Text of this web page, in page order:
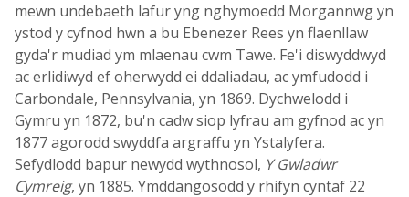
mewn undebaeth lafur yng nghymoedd Morgannwg yn
ystod y cyfnod hwn a bu Ebenezer Rees yn flaenllaw
gyda'r mudiad ym mlaenau cwm Tawe. Fe'i diswyddwyd
ac erlidiwyd ef oherwydd ei ddaliadau, ac ymfudodd i
Carbondale, Pennsylvania, yn 1869. Dychwelodd i
Gymru yn 1872, bu'n cadw siop lyfrau am gyfnod ac yn
1877 agorodd swyddfa argraffu yn Ystalyfera.
Sefydlodd bapur newydd wythnosol, Y Gwladwr
Cymreig, yn 1885. Ymddangosodd y rhifyn cyntaf 22